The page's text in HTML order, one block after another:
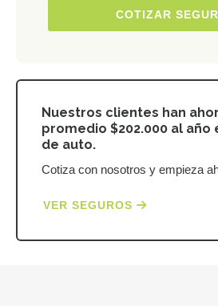
COTIZAR
Nuestros clientes han
promedio $202.000 al año
de auto.
Cotiza con nosotros y empieza
VER SEGUROS